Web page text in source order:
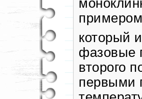
который
фазовые
второго
первыми